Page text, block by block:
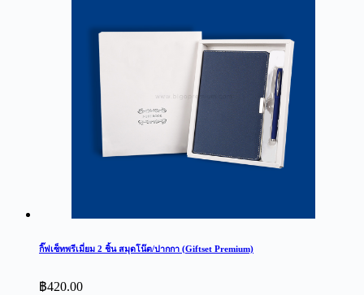
กิ๊ฟเซ็ทพรีเมี่ยม 2 ชิ้น สมุดโน๊ต/ปากกา (Giftset Premium)
฿420.00